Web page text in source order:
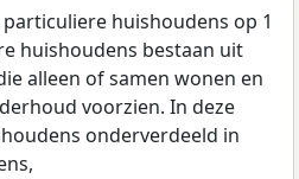
huishoudens op 1
huishoudens bestaan uit
alleen of samen wonen en
voorzien. In deze
onderverdeeld in